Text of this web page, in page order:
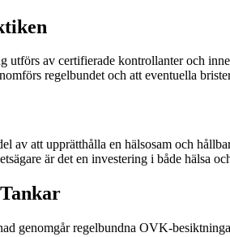
av certifierade kontrollanter och
regelbundet och att eventuella
av att upprätthålla en hälsosam och
är det en investering i både hälsa
genomgår regelbundna OVK-